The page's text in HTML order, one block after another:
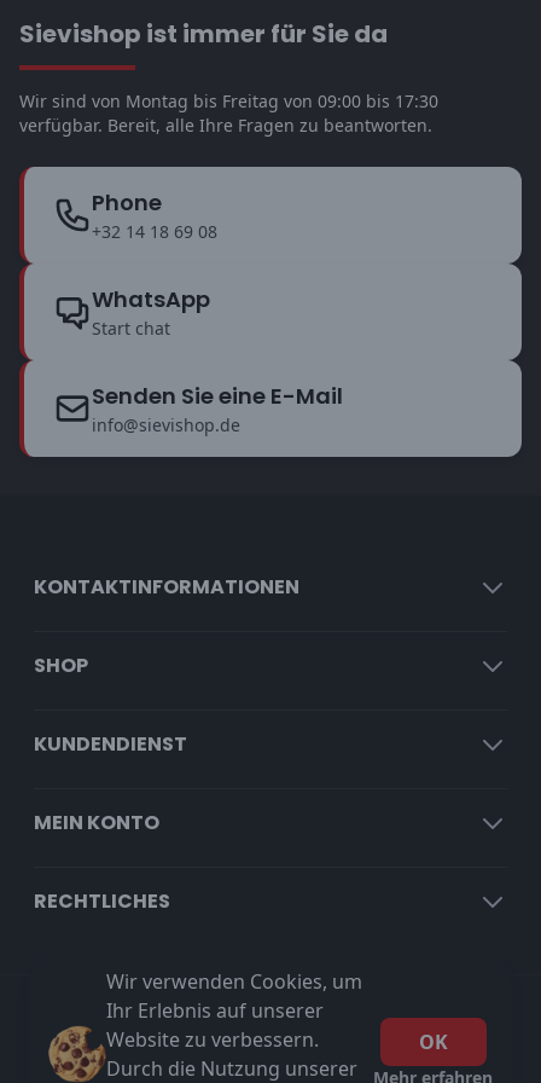
Wir verwenden Cookies, um
Ihr Erlebnis auf unserer
Website zu verbessern.
Durch die Nutzung unserer
OK
Mehr erfahren
Sievishop ist immer für Sie da
Wir sind von Montag bis Freitag von 09:00 bis 17:30
verfügbar. Bereit, alle Ihre Fragen zu beantworten.
Phone
+32 14 18 69 08
WhatsApp
Start chat
Senden Sie eine E-Mail
info@sievishop.de
KONTAKTINFORMATIONEN
SHOP
KUNDENDIENST
MEIN KONTO
RECHTLICHES
Kostenloser Versand ab €100 exkl. MwSt!